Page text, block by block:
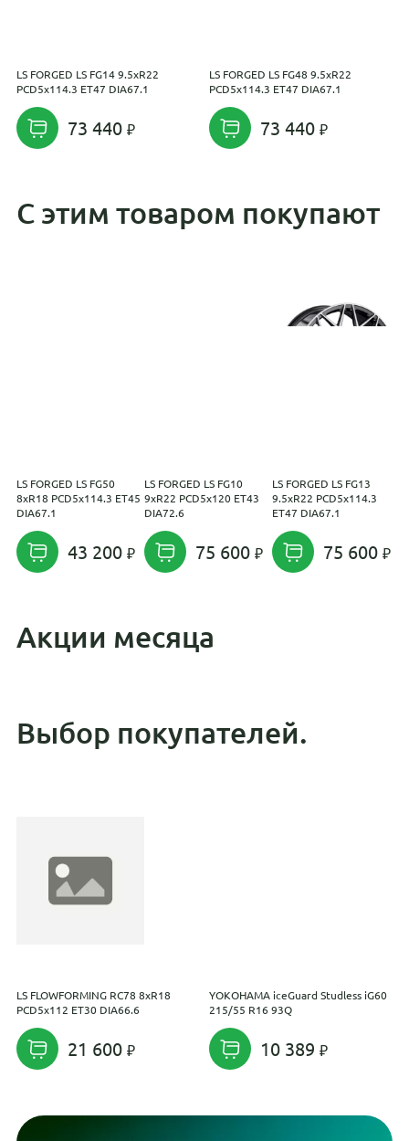
LS FORGED LS FG14 9.5xR22
PCD5x114.3 ET47 DIA67.1
73 440
LS FORGED LS FG48 9.5xR22
PCD5x114.3 ET47 DIA67.1
73 440
С этим товаром покупают
LS FORGED LS FG50
8xR18 PCD5x114.3 ET45
DIA67.1
43 200
LS FORGED LS FG10
9xR22 PCD5x120 ET43
DIA72.6
75 600
LS FORGED LS FG13
9.5xR22 PCD5x114.3
ET47 DIA67.1
75 600
Акции месяца
Выбор покупателей.
LS FLOWFORMING RC78 8xR18
PCD5x112 ET30 DIA66.6
21 600
YOKOHAMA iceGuard Studless iG60
215/55 R16 93Q
10 389